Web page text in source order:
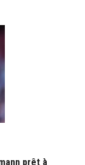
prêt à